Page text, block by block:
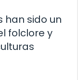
han sido un
folclore y